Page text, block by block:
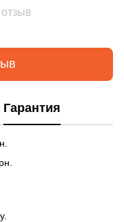
Гарантия